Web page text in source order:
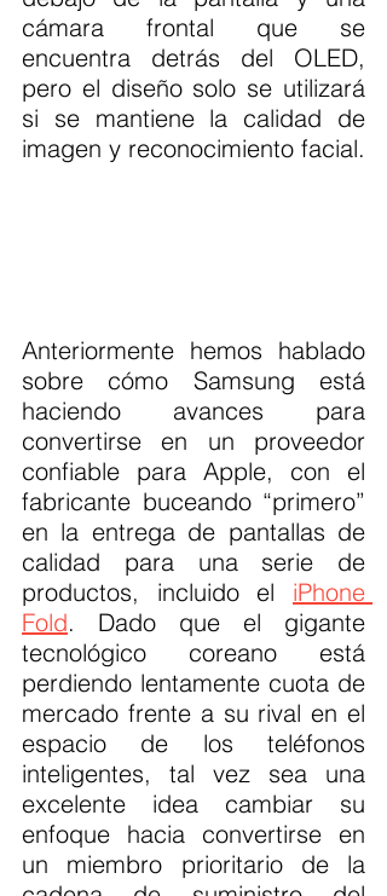
cámara frontal que se
encuentra detrás del OLED,
pero el diseño solo se utilizará
si se mantiene la calidad de
imagen y reconocimiento facial.
Anteriormente hemos hablado
sobre cómo Samsung está
haciendo avances para
convertirse en un proveedor
confiable para Apple, con el
fabricante buceando “primero”
en la entrega de pantallas de
calidad para una serie de
productos, incluido el iPhone
Fold. Dado que el gigante
tecnológico coreano está
perdiendo lentamente cuota de
mercado frente a su rival en el
espacio de los teléfonos
inteligentes, tal vez sea una
excelente idea cambiar su
enfoque hacia convertirse en
un miembro prioritario de la